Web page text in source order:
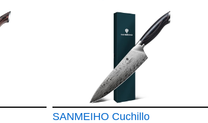
SANMEIHO Cuchillo